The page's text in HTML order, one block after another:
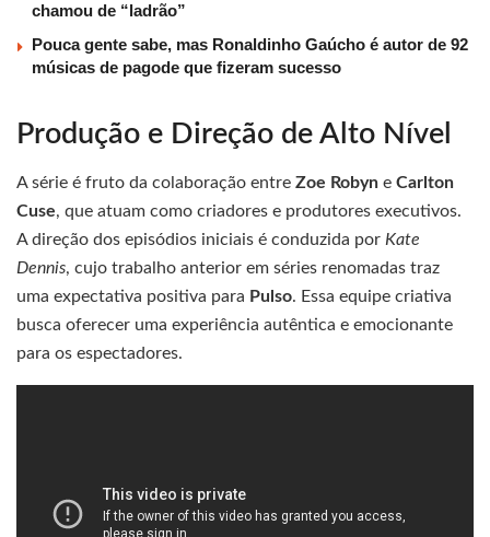
chamou de “ladrão”
Pouca gente sabe, mas Ronaldinho Gaúcho é autor de 92
músicas de pagode que fizeram sucesso
Produção e Direção de Alto Nível
A série é fruto da colaboração entre Zoe Robyn e Carlton
Cuse, que atuam como criadores e produtores executivos.
A direção dos episódios iniciais é conduzida por Kate
Dennis, cujo trabalho anterior em séries renomadas traz
uma expectativa positiva para Pulso. Essa equipe criativa
busca oferecer uma experiência autêntica e emocionante
para os espectadores.